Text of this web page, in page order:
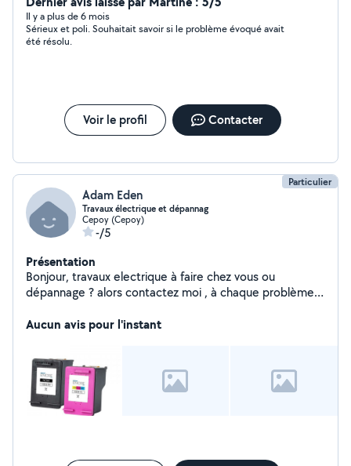
Il y a plus de 6 mois
Sérieux et poli. Souhaitait savoir si le problème évoqué avait
été résolu.
Voir le profil Contacter
Particulier
Adam Eden
Travaux électrique et dépannag
Cepoy (Cepoy)
-/5
Présentation
Bonjour, travaux electrique à faire chez vous ou
dépannage ? alors contactez moi , à chaque problème
Aucun avis pour l'instant